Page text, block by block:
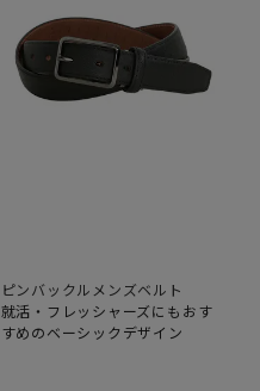
ピンバックルメンズベルト
就活・フレッシャーズにもおす
すめのベーシックデザイン